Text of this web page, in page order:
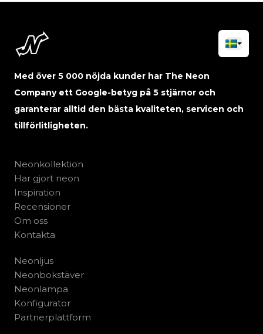
Med över 5 000 nöjda kunder har The Neon
Company ett Google-betyg på 5 stjärnor och
garanterar alltid den bästa kvaliteten, servicen och
tillförlitligheten.
Neonkollektion
Har gjort neon
Inspiration
Recensioner
Om oss
Kontakta
Neonljus
Neonbokstäver
Neonlampa
Konfigurator
Partnerplattform